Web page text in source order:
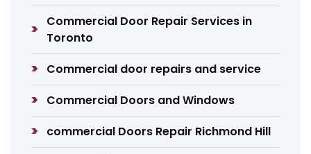
Commercial Door Repair Services in
Toronto
Commercial door repairs and service
Commercial Doors and Windows
commercial Doors Repair Richmond Hill